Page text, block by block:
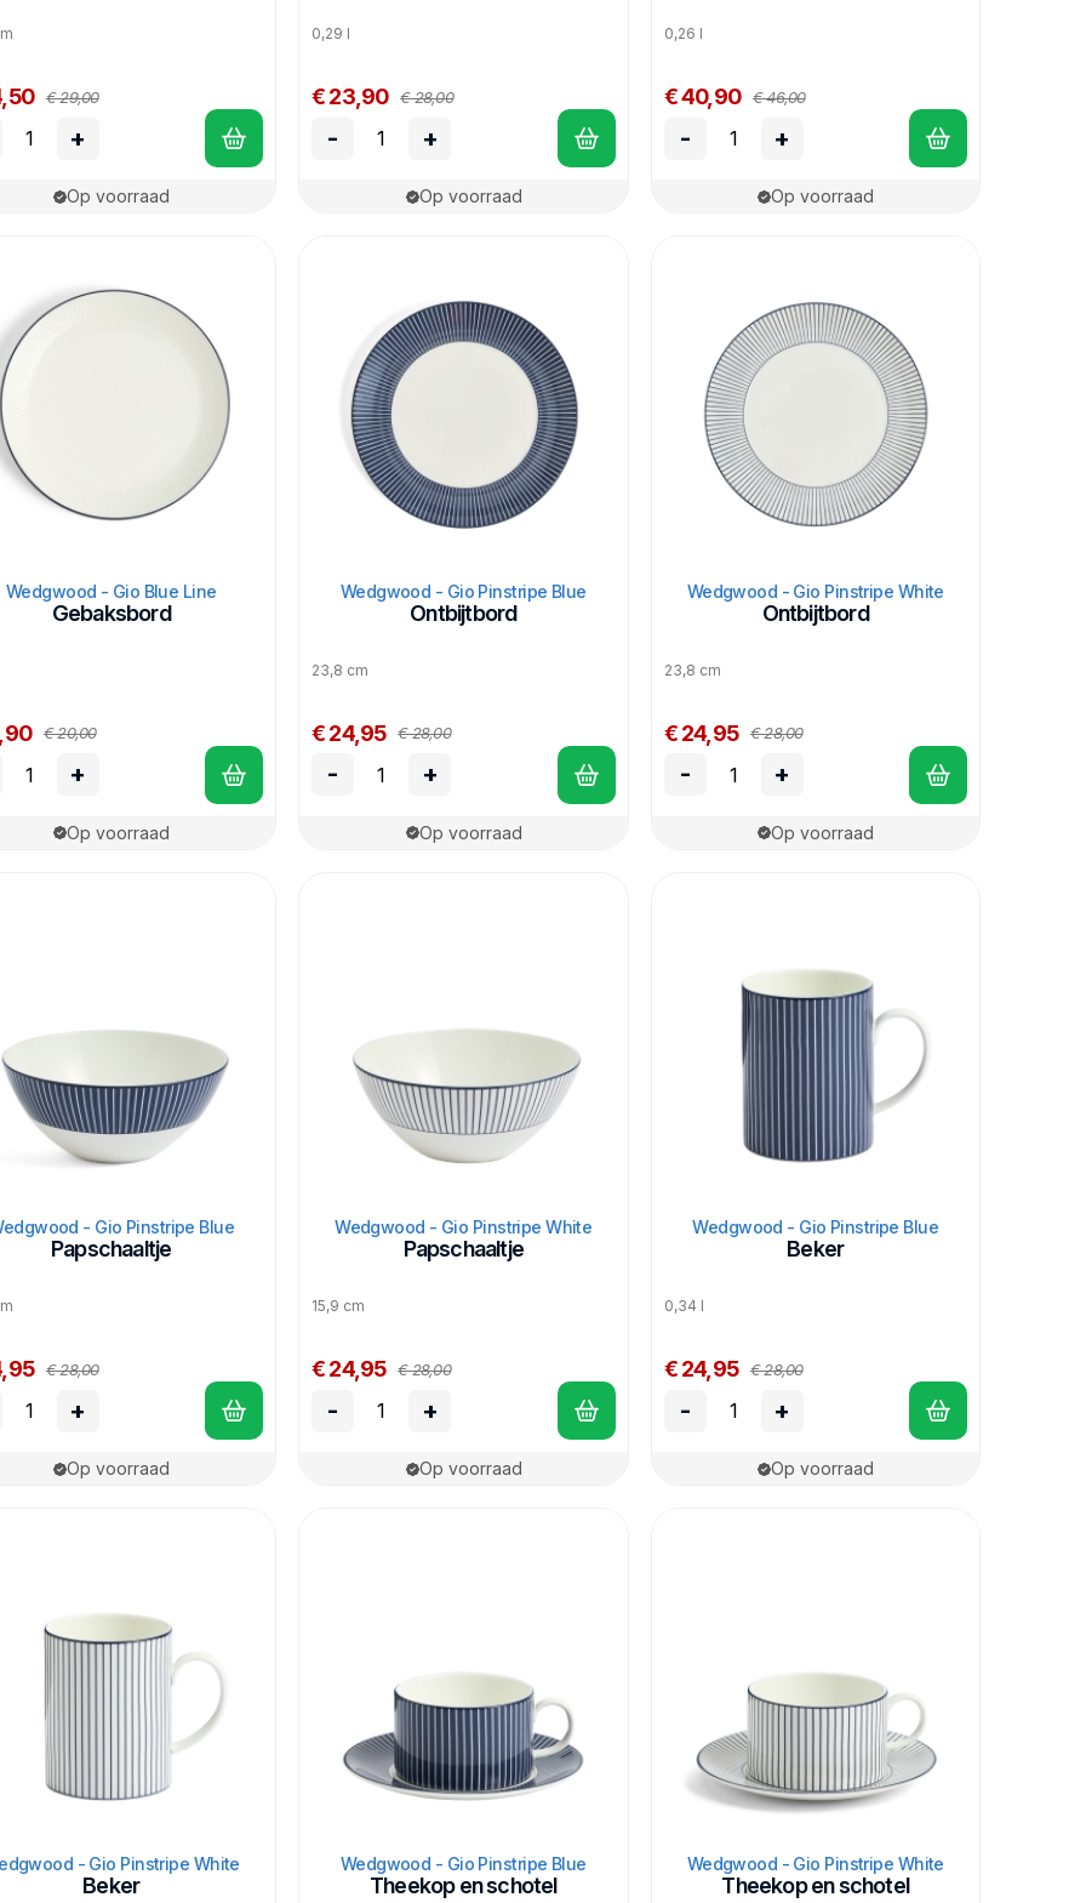
€ 29,00
+
Op voorraad
0,29 l
€ 23,90 € 28,00
- +
Op voorraad
0,26 l
€ 40,90 € 46,00
- +
Op voorraad
Wedgwood - Gio Blue Line
Gebaksbord
€ 20,00
+
Op voorraad
Wedgwood - Gio Pinstripe Blue
Ontbijtbord
23,8 cm
€ 24,95 € 28,00
- +
Op voorraad
Wedgwood - Gio Pinstripe White
Ontbijtbord
23,8 cm
€ 24,95 € 28,00
- +
Op voorraad
- Gio Pinstripe Blue
Papschaaltje
€ 28,00
+
Op voorraad
Wedgwood - Gio Pinstripe White
Papschaaltje
15,9 cm
€ 24,95 € 28,00
- +
Op voorraad
Wedgwood - Gio Pinstripe Blue
Beker
0,34 l
€ 24,95 € 28,00
- +
Op voorraad
- Gio Pinstripe White
Beker
Wedgwood - Gio Pinstripe Blue
Theekop en schotel
Wedgwood - Gio Pinstripe White
Theekop en schotel